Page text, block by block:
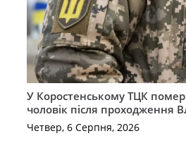
У Коростенському ТЦК помер
чоловік після проходження
Четвер, 6 Серпня, 2026